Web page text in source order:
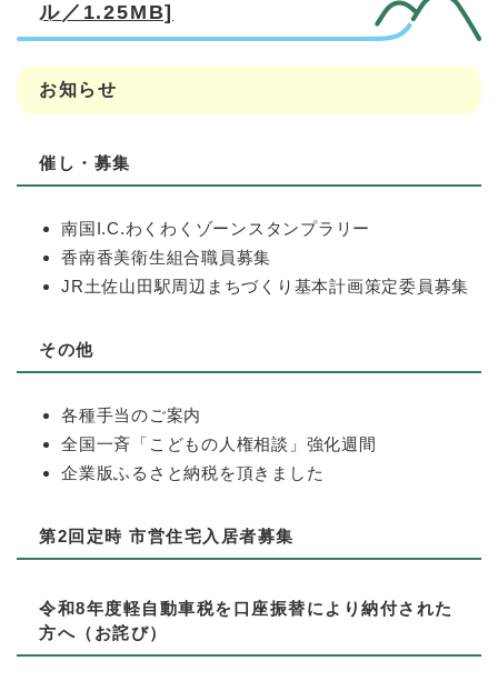
ル／1.25MB]
お知らせ
催し・募集
南国I.C.わくわくゾーンスタンプラリー
香南香美衛生組合職員募集
JR土佐山田駅周辺まちづくり基本計画策定委員募集
その他
各種手当のご案内
全国一斉「こどもの人権相談」強化週間
企業版ふるさと納税を頂きました
第2回定時 市営住宅入居者募集
令和8年度軽自動車税を口座振替により納付された
方へ（お詫び）